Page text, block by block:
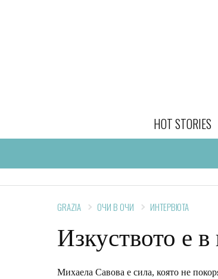
HOT STORIES
GRAZIA ОЧИ В ОЧИ ИНТЕРВЮТА
Изкуството е в
Михаела Савова е сила, която не